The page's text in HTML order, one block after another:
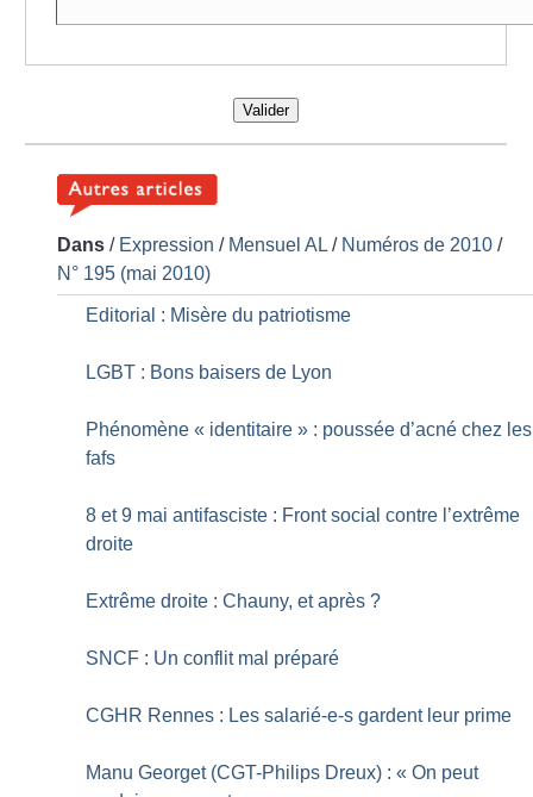
Valider
Dans / Expression / Mensuel AL / Numéros de 2010 /
N° 195 (mai 2010)
Editorial : Misère du patriotisme
LGBT : Bons baisers de Lyon
Phénomène « identitaire » : poussée d’acné chez les
fafs
8 et 9 mai antifasciste : Front social contre l’extrême
droite
Extrême droite : Chauny, et après ?
SNCF : Un conflit mal préparé
CGHR Rennes : Les salarié-e-s gardent leur prime
Manu Georget (CGT-Philips Dreux) : « On peut